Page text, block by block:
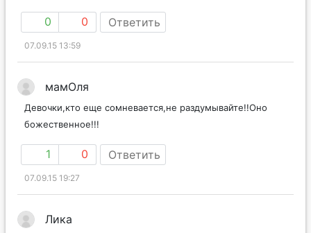
0 0 Ответить
07.09.15 13:59
мамОля
Девочки,кто еще сомневается,не раздумывайте!!Оно
божественное!!!
1 0 Ответить
07.09.15 19:27
Лика